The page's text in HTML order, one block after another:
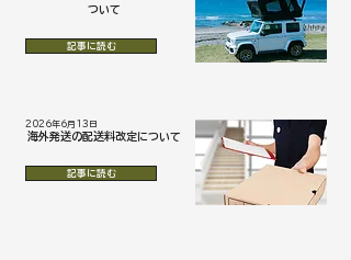
ついて
記事に読む
2026年6月13日
海外発送の配送料改定について
記事に読む